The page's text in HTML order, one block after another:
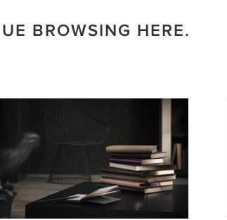
BROWSING HERE.